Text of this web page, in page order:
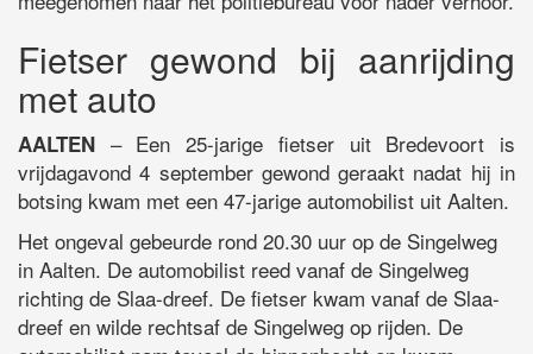
Fietser gewond bij aanrijding
met auto
AALTEN – Een 25-jarige fietser uit Bredevoort is
vrijdagavond 4 september gewond geraakt nadat hij in
botsing kwam met een 47-jarige automobilist uit Aalten.
Het ongeval gebeurde rond 20.30 uur op de Singelweg
in Aalten. De automobilist reed vanaf de Singelweg
richting de Slaa-dreef. De fietser kwam vanaf de Slaa-
dreef en wilde rechtsaf de Singelweg op rijden. De